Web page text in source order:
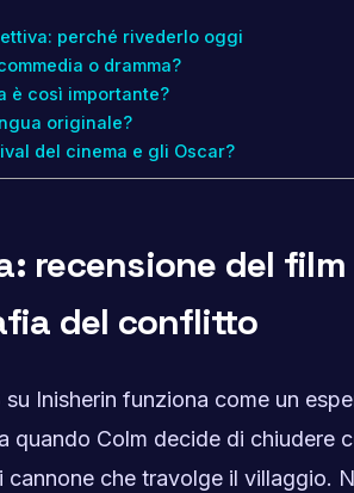
perché rivederlo oggi
o dramma?
è così importante?
originale?
del cinema e gli Oscar?
recensione del
del conflitto
Inisherin funziona come un
quando Colm decide di chiudere
cannone che travolge il villaggio.